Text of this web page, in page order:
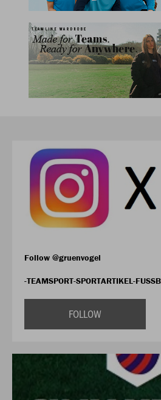
Follow @gruenvogel
-TEAMSPORT-SPORTARTIKEL-
FOLLOW